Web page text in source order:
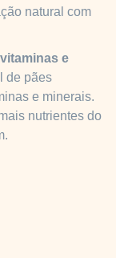
natural com
e
de pães
e minerais.
nutrientes do